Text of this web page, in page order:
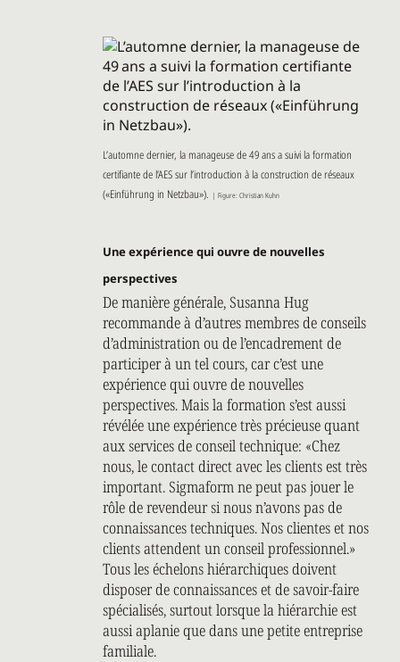
L’automne dernier, la manageuse de 49 ans a suivi la formation
certifiante de l’AES sur l’introduction à la construction de réseaux
(«Einführung in Netzbau»). | Figure: Christian Kuhn
Une expérience qui ouvre de nouvelles
perspectives
De manière générale, Susanna Hug
recommande à d’autres membres de conseils
d’administration ou de l’encadrement de
participer à un tel cours, car c’est une
expérience qui ouvre de nouvelles
perspectives. Mais la formation s’est aussi
révélée une expérience très précieuse quant
aux services de conseil technique: «Chez
nous, le contact direct avec les clients est très
important. Sigmaform ne peut pas jouer le
rôle de revendeur si nous n’avons pas de
connaissances techniques. Nos clientes et nos
clients attendent un conseil professionnel.»
Tous les échelons hiérarchiques doivent
disposer de connaissances et de savoir-faire
spécialisés, surtout lorsque la hiérarchie est
aussi aplanie que dans une petite entreprise
familiale.